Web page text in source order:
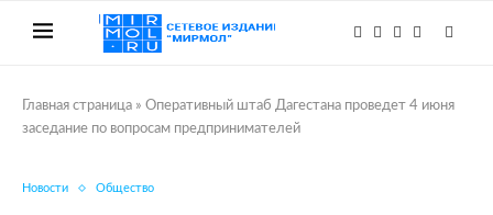
Главная страница » Оперативный штаб Дагестана проведет 4 июня
заседание по вопросам предпринимателей
Новости Общество